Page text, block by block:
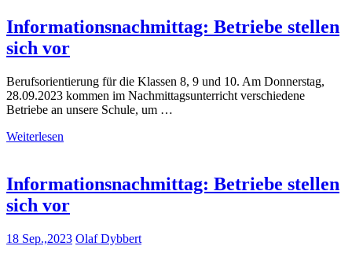
Informationsnachmittag: Betriebe stellen
sich vor
Berufsorientierung für die Klassen 8, 9 und 10. Am Donnerstag,
28.09.2023 kommen im Nachmittagsunterricht verschiedene
Betriebe an unsere Schule, um …
Weiterlesen
Informationsnachmittag: Betriebe stellen
sich vor
18 Sep.,2023 Olaf Dybbert